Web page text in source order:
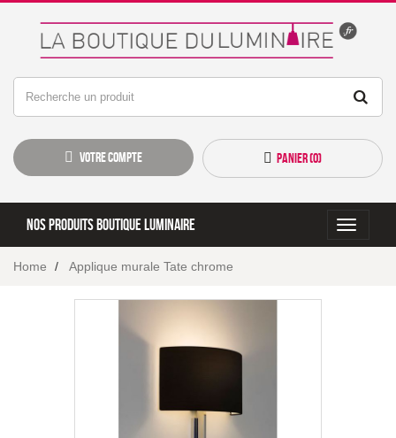
Votre compte Panier (0)
Toggle
Nos produits boutique luminaire
Home Applique murale Tate chrome